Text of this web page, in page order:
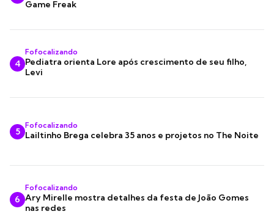
Game Freak
4
Fofocalizando
Pediatra orienta Lore após crescimento de seu filho,
Levi
5
Fofocalizando
Lailtinho Brega celebra 35 anos e projetos no The Noite
6
Fofocalizando
Ary Mirelle mostra detalhes da festa de João Gomes
nas redes